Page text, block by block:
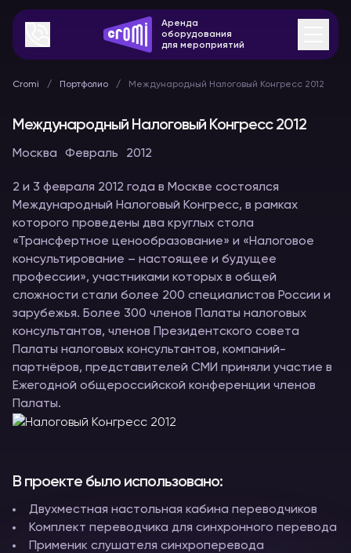
Аренда
оборудования
для мероприятий
Cromi Портфолио Международный Налоговый Конгресс 2012
Международный Налоговый Конгресс 2012
Москва Февраль 2012
2 и 3 февраля 2012 года в Москве состоялся
Международный Налоговый Конгресс, в рамках
которого проведены два круглых стола
«Трансфертное ценообразование» и «Налоговое
консультирование – настоящее и будущее
профессии», участниками которых в общей
сложности стали более 200 специалистов России и
зарубежья. Более 300 членов Палаты налоговых
консультантов, членов Президентского совета
Палаты налоговых консультантов, компаний-
партнёров, представителей СМИ приняли участие в
Ежегодной общероссийской конференции членов
Палаты.
В проекте было использовано:
Двухместная настольная кабина переводчиков
Комплект переводчика для синхронного перевода
Применик слушателя синхроперевода